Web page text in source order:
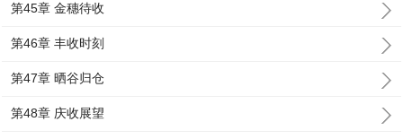
第45章 金穗待收
第46章 丰收时刻
第47章 晒谷归仓
第48章 庆收展望